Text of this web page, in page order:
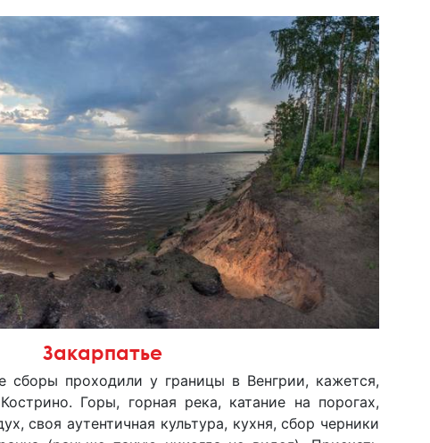
Закарпатье
сборы проходили у границы в Венгрии, кажется,
Горы, горная река, катание на порогах,
своя аутентичная культура, кухня, сбор черники